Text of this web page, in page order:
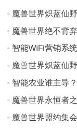
魔兽世界炽蓝仙
魔兽世界绝不背
智能WiFi营销系统
魔兽世界炽蓝仙
智能农业谁主导？
魔兽世界永恒者
魔兽世界盟约集